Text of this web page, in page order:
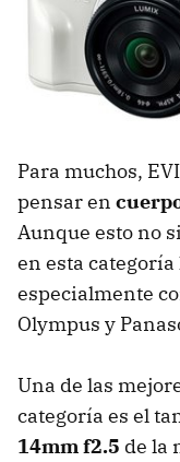
Para muchos,
pensar en
Aunque esto no
en esta
especialmente
Olympus y
Una de las
categoría es el
14mm f2.5 de la